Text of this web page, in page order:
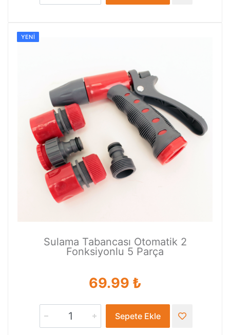
YENI
Sulama Tabancası Otomatik 2
Fonksiyonlu 5 Parça
69.99 ₺
Sepete Ekle